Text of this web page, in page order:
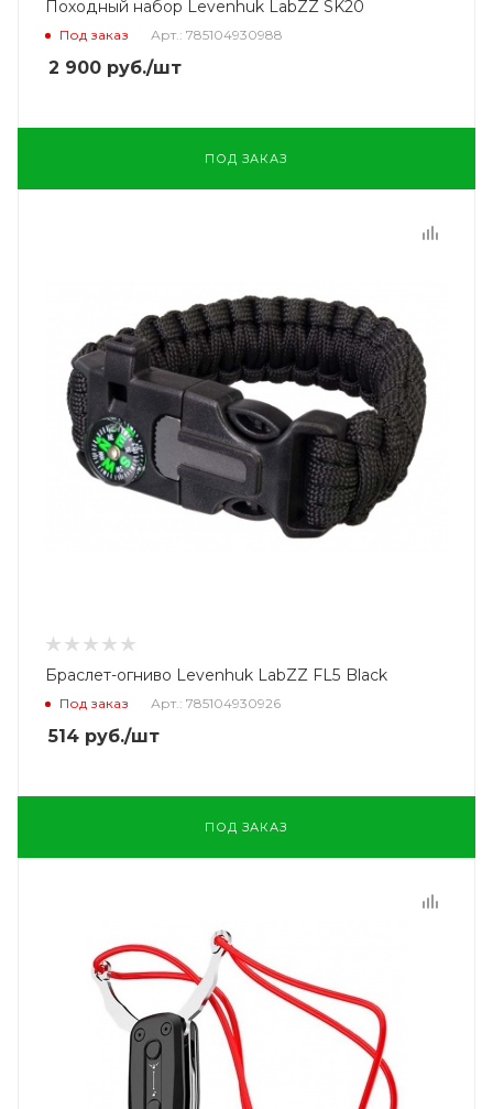
Походный набор Levenhuk LabZZ SK20
Под заказ Арт.: 785104930988
2 900 руб./шт
ПОД ЗАКАЗ
Браслет-огниво Levenhuk LabZZ FL5 Black
Под заказ Арт.: 785104930926
514 руб./шт
ПОД ЗАКАЗ